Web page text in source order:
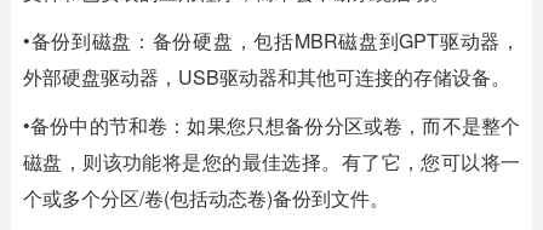
•备份到磁盘：备份硬盘，包括MBR磁盘到GPT驱动器，
外部硬盘驱动器，USB驱动器和其他可连接的存储设备。
•备份中的节和卷：如果您只想备份分区或卷，而不是整个
磁盘，则该功能将是您的最佳选择。有了它，您可以将一
个或多个分区/卷(包括动态卷)备份到文件。